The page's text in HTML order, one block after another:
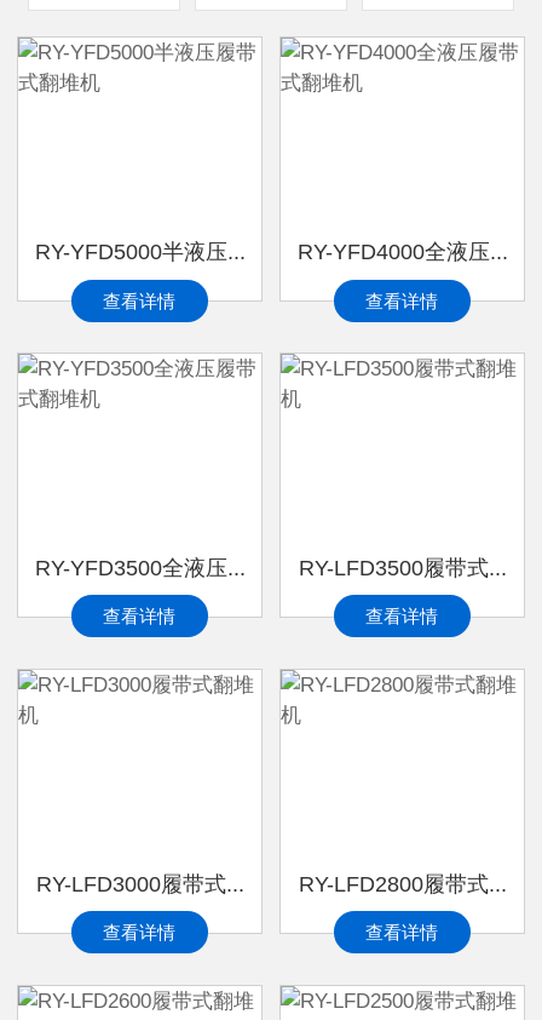
RY-YFD5000半液压...
查看详情
RY-YFD4000全液压...
查看详情
RY-YFD3500全液压...
查看详情
RY-LFD3500履带式...
查看详情
RY-LFD3000履带式...
查看详情
RY-LFD2800履带式...
查看详情